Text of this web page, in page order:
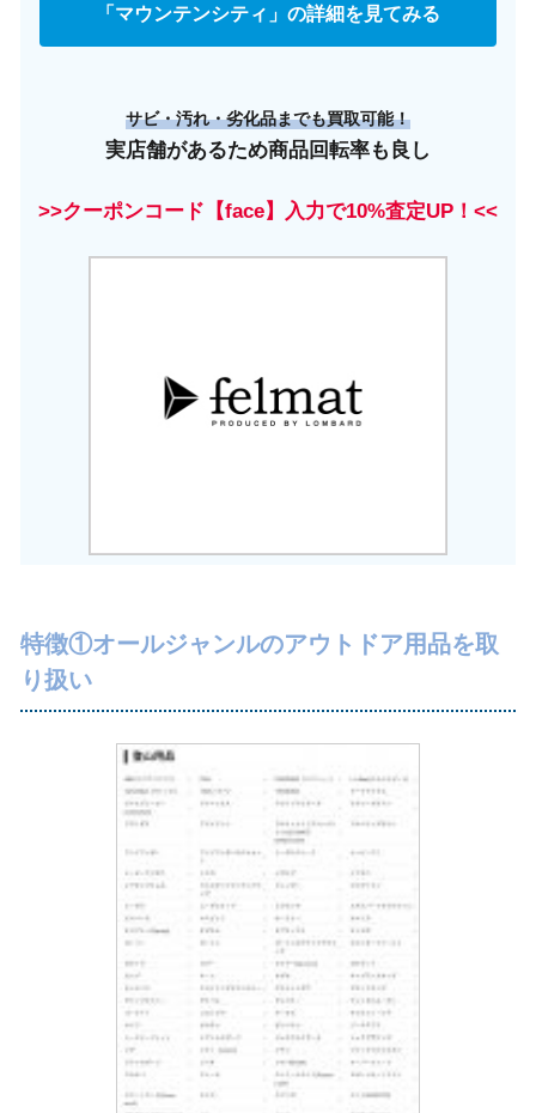
「マウンテンシティ」の詳細を見てみる
サビ・汚れ・劣化品までも買取可能！
実店舗があるため商品回転率も良し
>>クーポンコード【face】入力で10%査定UP！<<
特徴①オールジャンルのアウトドア用品を取
り扱い